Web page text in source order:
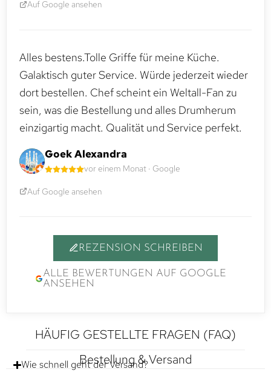
Auf Google ansehen
Alles bestens.Tolle Griffe für meine Küche.
Galaktisch guter Service. Würde jederzeit wieder
dort bestellen. Chef scheint ein Weltall-Fan zu
sein, was die Bestellung und alles Drumherum
einzigartig macht. Qualität und Service perfekt.
Goek Alexandra
vor einem Monat · Google
Auf Google ansehen
REZENSION SCHREIBEN
ALLE BEWERTUNGEN AUF GOOGLE
ANSEHEN
HÄUFIG GESTELLTE FRAGEN (FAQ)
Bestellung & Versand
Wie schnell geht der Versand?